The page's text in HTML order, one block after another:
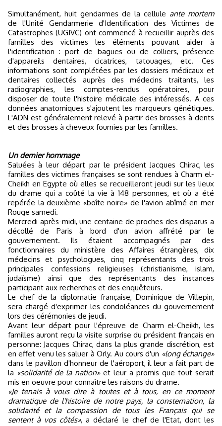
Simultanément, huit gendarmes de la cellule ante mortem
de l'Unité Gendarmerie d'Identification des Victimes de
Catastrophes (UGIVC) ont commencé à recueillir auprès des
familles des victimes les éléments pouvant aider à
l'identification : port de bagues ou de colliers, présence
d'appareils dentaires, cicatrices, tatouages, etc. Ces
informations sont complétées par les dossiers médicaux et
dentaires collectés auprès des médecins traitants, les
radiographies, les comptes-rendus opératoires, pour
disposer de toute l'histoire médicale des intéressés. A ces
données anatomiques s'ajoutent les marqueurs génétiques.
L'ADN est généralement relevé à partir des brosses à dents
et des brosses à cheveux fournies par les familles.
Un dernier hommage
Saluées à leur départ par le président Jacques Chirac, les
familles des victimes françaises se sont rendues à Charm el-
Cheikh en Egypte où elles se recueilleront jeudi sur les lieux
du drame qui a coûté la vie à 148 personnes, et où a été
repérée la deuxième «boîte noire» de l'avion abîmé en mer
Rouge samedi.
Mercredi après-midi, une centaine de proches des disparus a
décollé de Paris à bord d'un avion affrété par le
gouvernement. Ils étaient accompagnés par des
fonctionnaires du ministère des Affaires étrangères, dix
médecins et psychologues, cinq représentants des trois
principales confessions religieuses (christianisme, islam,
judaïsme) ainsi que des représentants des instances
participant aux recherches et des enquêteurs.
Le chef de la diplomatie française, Dominique de Villepin,
sera chargé d'exprimer les condoléances du gouvernement
lors des cérémonies de jeudi.
Avant leur départ pour l'épreuve de Charm el-Cheikh, les
familles auront reçu la visite surprise du président français en
personne: Jacques Chirac, dans la plus grande discrétion, est
en effet venu les saluer à Orly. Au cours d'un «long échange»
dans le pavillon d'honneur de l'aéroport, il leur a fait part de
la «solidarité de la nation» et leur a promis que tout serait
mis en oeuvre pour connaître les raisons du drame.
«Je tenais à vous dire à toutes et à tous, en ce moment
dramatique de l'histoire de notre pays, la consternation, la
solidarité et la compassion de tous les Français qui se
sentent à vos côtés», a déclaré le chef de l'Etat, dont les